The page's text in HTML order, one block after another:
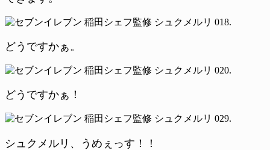
どうですかぁ。
どうですかぁ！
シュクメルリ、うめぇっす！！